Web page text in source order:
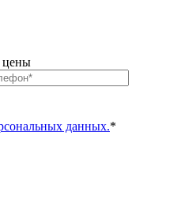
цены
данных.*